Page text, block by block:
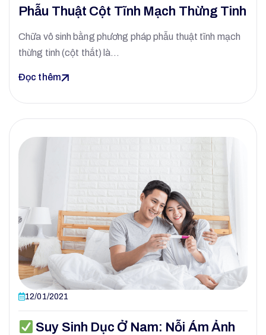
Phẫu Thuật Cột Tĩnh Mạch Thừng Tinh
Chữa vô sinh bằng phương pháp phẫu thuật tĩnh mạch
thừng tinh (cột thắt) là…
Đọc thêm
12/01/2021
Suy Sinh Dục Ở Nam: Nỗi Ám Ảnh